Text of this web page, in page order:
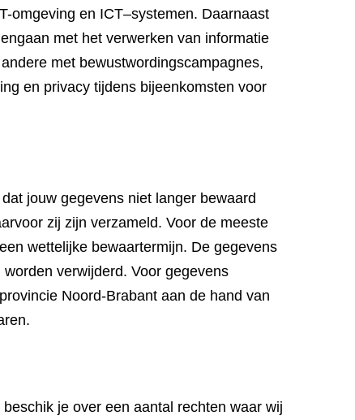
omgeving en ICT–systemen. Daarnaast
met het verwerken van informatie
met bewustwordingscampagnes,
en privacy tijdens bijeenkomsten voor
jouw gegevens niet langer bewaard
zij zijn verzameld. Voor de meeste
wettelijke bewaartermijn. De gegevens
verwijderd. Voor gegevens
Noord-Brabant aan de hand van
je over een aantal rechten waar wij